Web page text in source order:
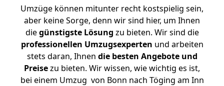
Umzüge können mitunter recht kostspielig sein,
aber keine Sorge, denn wir sind hier, um Ihnen
diegünstigste Lösung zu bieten. Wir sind die
professionellen Umzugsexperten und arbeiten
stets daran, Ihnen die besten Angebote und
Preisezu bieten. Wir wissen, wie wichtig es ist,
bei einem Umzug von Bonn nach Töging am Inn